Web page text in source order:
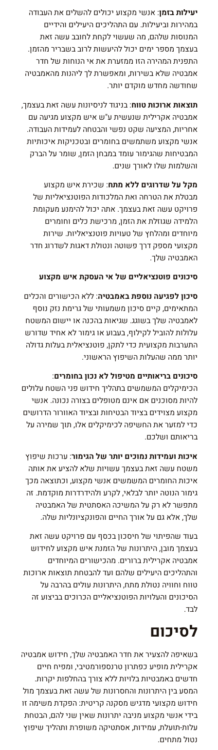
יעילות בזמן: אנשי מקצוע יכולים להשלים את העבודה
במהירות וביעילות. עם התהליכים היעילים והידיים
המנוסות שלהם, מה שעשוי לקחת לחובב עשה זאת
בעצמך מספר ימים יכול להיעשות לרוב בשבריר מהזמן.
התפנית המהירה הזו ממזערת את אי הנוחות של חדר
אמבטיה שלא בשירות, ומאפשרת לך ליהנות מהאמבטיה
שחודשה מחדש מוקדם יותר.
תוצאות ארוכות טווח: בניגוד לניסיונות עשה זאת בעצמך,
אמבטיה אקרילית שנעשית ע"ש איש מקצוע מגיעה עם
אחריות, המציעה שקט נפשי והבטחה לעמידות העבודה.
אנשי מקצוע משתמשים בחומרים ובטכניקות איכותיות
המבטיחות שהגימור עומד במבחן הזמן, שומר על הברק
והשלמות שלו לאורך שנים.
מקל על שדרוגים ללא מתח: שכירת איש מקצוע
מבטלת את הטרחה ואת המלכודות הפוטנציאליות של
פרויקט עשה זאת בעצמך. אתה יכול להימנע מעקומת
הלמידה שגוזלת את הזמן, מרכישת כלים וחומרים
מיוחדים ומהלחץ של טעויות פוטנציאליות. שירות
מקצועי מספק דרך פשוטה ונטולת דאגות לשדרוג חדר
האמבטיה שלך.
סיכונים פוטנציאליים של אי העסקת איש מקצוע
סיכון לפגיעה נוספת באמבטיה: ללא הכישורים והכלים
המתאימים, קיים סיכון משמעותי של גרימת נזק נוסף
לאמבטיה שלך בשוגג. שגיאות בהכנה או יישום המשטח
עלולות להוביל לקילוף, בעבוע או גימור לא אחיד שדורש
התערבות מקצועית כדי לתקן, פוטנציאלית בעלות גדולה
יותר ממה שהעלות השיפוץ הראשוני.
סיכונים בריאותיים מטיפול לא נכון בחומרים:
הכימיקלים המשמשים בתהליך חידוש פני השטח עלולים
להיות מסוכנים אם אינם מטופלים בצורה נכונה. אנשי
מקצוע מצוידים בציוד הבטיחות ובציוד האוורור הדרושים
כדי למזער את החשיפה לכימיקלים אלו, תוך שמירה על
בריאותם ושלכם.
איכות ועמידות נמוכים יותר של הגימור: ערכות שיפוץ
משטח עשה זאת בעצמך עשויות שלא להציע את אותה
איכות החומרים המשמשים אנשי מקצוע, וכתוצאה מכך
גימור הנוטה יותר לבלאי, לקרע ולהידרדרות מוקדמת. זה
מתפשר לא רק על המשיכה האסתטית של האמבטיה
שלך, אלא גם על אורך החיים והפונקציונליות שלה.
בעוד שהפיתוי של חיסכון בכסף עם פרויקט עשה זאת
בעצמך מובן, היתרונות של הזמנת איש מקצוע לחידוש
אמבטיה אקרילית ברורים. מהכישורים המיוחדים
והתהליכים היעילים שלהם ועד להבטחת תוצאות ארוכות
טווח וחוויה נטולת מתח, היתרונות עולים בהרבה על
הסיכונים והעלויות הפוטנציאליים הכרוכים בביצוע זה
לבד.
לסיכום
בשאיפה להצעיר את חדר האמבטיה שלך, חידוש אמבטיה
אקרילית מופיע כפתרון טרנספורמטיבי, ומפיח חיים
חדשים באמבטיות בלויות ללא צורך בהחלפות יקרות.
המסע בין היתרונות והחסרונות של עשה זאת בעצמך מול
חידוש מקצועי מדגיש מסקנה קריטית: הפקדת משימה זו
בידי אנשי מקצוע מניבה יתרונות שאין שני להם, הבטחת
עלות-תועלת, עמידות, אסתטיקה משופרת ותהליך שיפוץ
נטול מתחים.